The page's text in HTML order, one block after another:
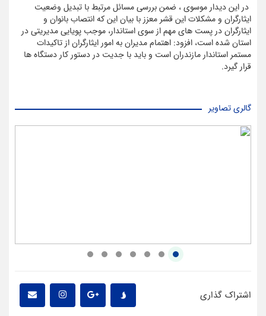
در این دیدار موسوی ، ضمن بررسی مسائل مرتبط با تبدیل وضعیت
ایثارگران و مشکلات این قشر معزز با بیان این که انتصاب بانوان و
ایثارگران در پست های مهم از سوی استاندار، موجب پویایی مدیریتی در
استان شده است، افزود: اهتمام مدیران به امور ایثارگران از تاکیدات
مستمر استاندار مازندران است و باید با جدیت در دستور کار دستگاه ها
قرار گیرد.
گالری تصاویر
اشتراک گذاری